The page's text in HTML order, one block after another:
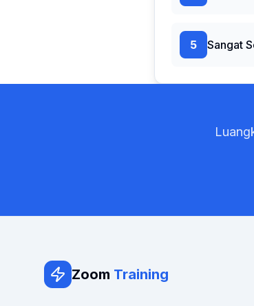
5 Sangat
Zoom Training